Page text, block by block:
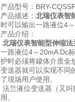
产品型号：BRY-
产品描述： 北瑞仪表智
时可以输出一路液位4
产品介绍：
北瑞仪表智能型伸缩
一路液位4～20mA Dc
护时必须将罐体介质全
变送器就可以实现不同
了现场用户使用。
法兰液位变送器（又
用。